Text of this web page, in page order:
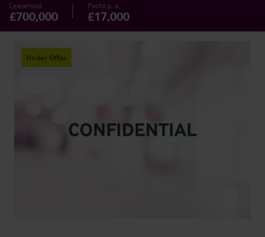
Leasehold
£700,000
Pacht p. a.
£17,000
Under Offer